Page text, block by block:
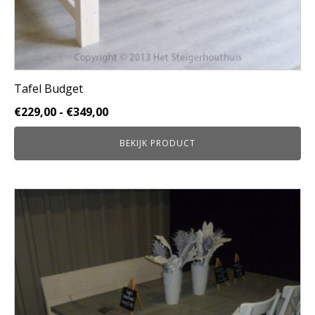
Tafel Budget
€229,00 - €349,00Prijsklasse:
€229,00
tot
€349,00
BEKIJK PRODUCT
product